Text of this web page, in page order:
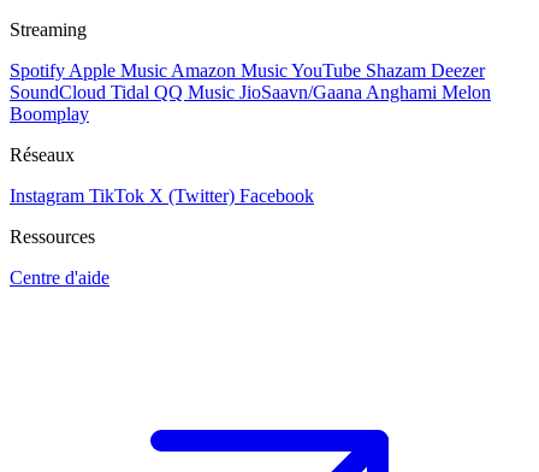
Streaming
Spotify Apple Music Amazon MusicYouTube Shazam Deezer
SoundCloud Tidal QQ Music JioSaavn/Gaana Anghami Melon
Boomplay
Réseaux
Instagram TikTok X (Twitter) Facebook
Ressources
Centre d'aide